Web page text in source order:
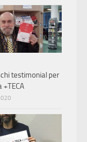
testimonial per
+TECA